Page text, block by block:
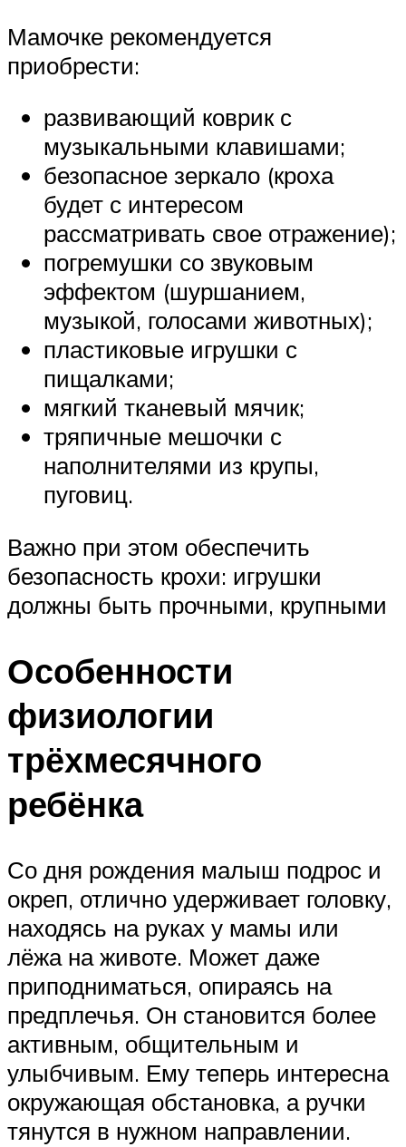
Мамочке рекомендуется
приобрести:
развивающий коврик с
музыкальными клавишами;
безопасное зеркало (кроха
будет с интересом
рассматривать свое отражение);
погремушки со звуковым
эффектом (шуршанием,
музыкой, голосами животных);
пластиковые игрушки с
пищалками;
мягкий тканевый мячик;
тряпичные мешочки с
наполнителями из крупы,
пуговиц.
Важно при этом обеспечить
безопасность крохи: игрушки
должны быть прочными, крупными
Особенности
физиологии
трёхмесячного
ребёнка
Со дня рождения малыш подрос и
окреп, отлично удерживает головку,
находясь на руках у мамы или
лёжа на животе. Может даже
приподниматься, опираясь на
предплечья. Он становится более
активным, общительным и
улыбчивым. Ему теперь интересна
окружающая обстановка, а ручки
тянутся в нужном направлении.